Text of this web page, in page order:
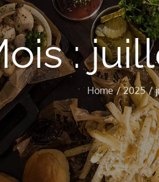
:
Home 2025